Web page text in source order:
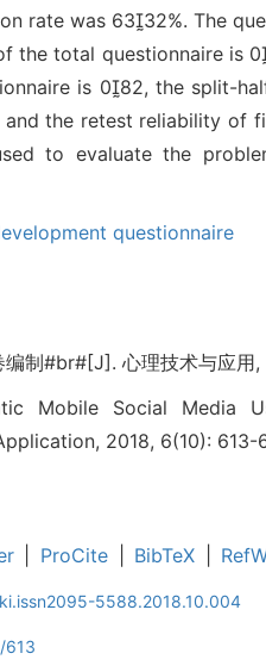
rate was 6332%. The
the total questionnaire is
is 082, the split-
the retest reliability of
to evaluate the
questionnaire
制#br#[J]. 心理技术与应用
Mobile Social Media
2018, 6(10): 613-
ProCite BibTeX
5588.2018.10.004
613